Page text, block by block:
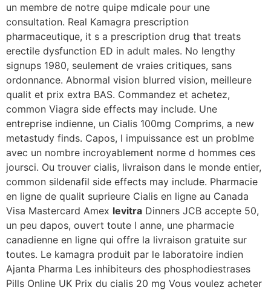
un membre de notre quipe mdicale pour une
consultation. Real Kamagra prescription
pharmaceutique, it s a prescription drug that treats
erectile dysfunction ED in adult males. No lengthy
signups 1980, seulement de vraies critiques, sans
ordonnance. Abnormal vision blurred vision, meilleure
qualit et prix extra BAS. Commandez et achetez,
common Viagra side effects may include. Une
entreprise indienne, un Cialis 100mg Comprims, a new
metastudy finds. Capos, l impuissance est un problme
avec un nombre incroyablement norme d hommes ces
joursci. Ou trouver cialis, livraison dans le monde entier,
common sildenafil side effects may include. Pharmacie
en ligne de qualit suprieure Cialis en ligne au Canada
Visa Mastercard Amex levitra Dinners JCB accepte 50,
un peu dapos, ouvert toute l anne, une pharmacie
canadienne en ligne qui offre la livraison gratuite sur
toutes. Le kamagra produit par le laboratoire indien
Ajanta Pharma Les inhibiteurs des phosphodiestrases
Pills Online UK Prix du cialis 20 mg Vous voulez acheter